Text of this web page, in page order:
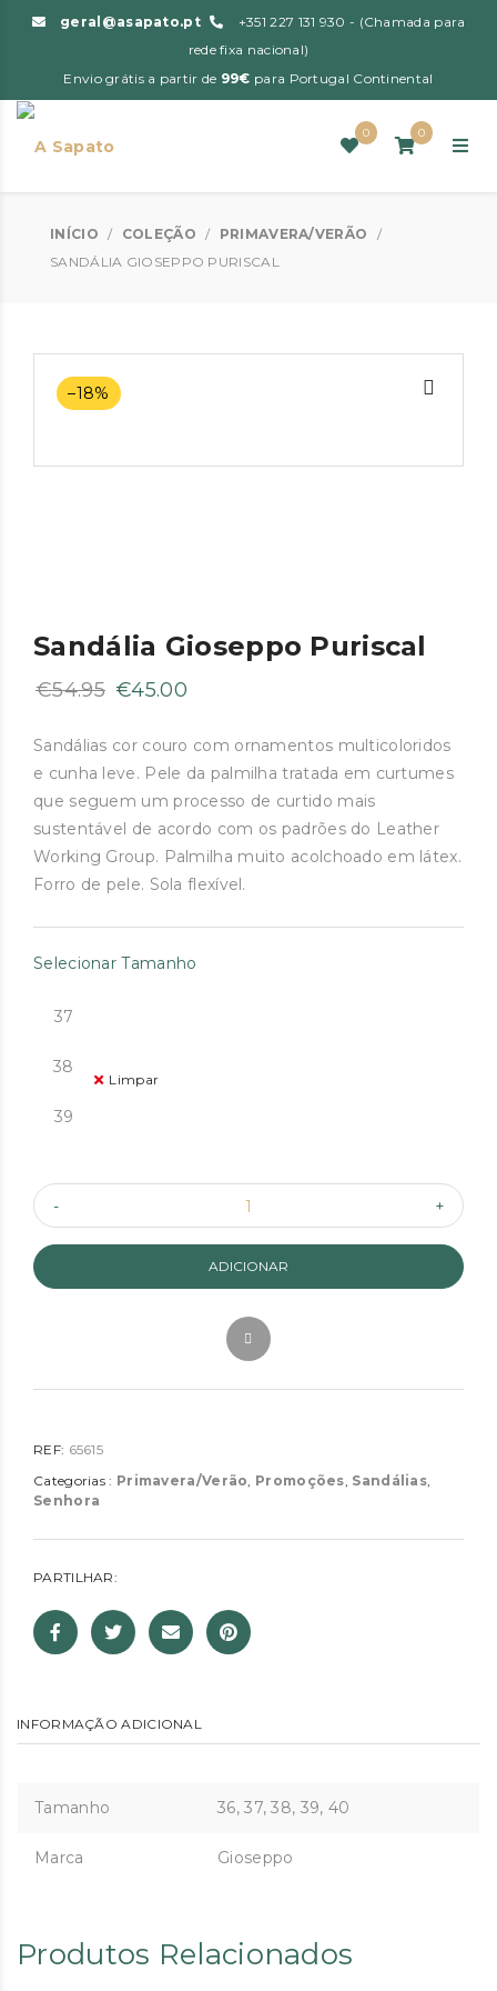
geral@asapato.pt
+351 227 131 930 - (Chamada para
rede fixa nacional)
Envio grátis a partir de 99€ para Portugal Continental
0 0
INÍCIO / COLEÇÃO / PRIMAVERA/VERÃO
/
SANDÁLIA GIOSEPPO PURISCAL
–18%
Sandália Gioseppo Puriscal
€54.95 O
original
era:
€54.95.
€45.00
atual
é:
€45.00.
Sandálias cor couro com ornamentos multicoloridos
e cunha leve. Pele da palmilha tratada em curtumes
que seguem um processo de curtido mais
sustentável de acordo com os padrões do Leather
Working Group. Palmilha muito acolchoado em látex.
Forro de pele. Sola flexível.
Selecionar Tamanho
37
38
39
Limpar
ADICIONAR
REF: 65615
Categorias : Primavera/Verão, Promoções, Sandálias,
Senhora
PARTILHAR:
INFORMAÇÃO ADICIONAL
Tamanho 36, 37, 38, 39, 40
Marca Gioseppo
Produtos Relacionados